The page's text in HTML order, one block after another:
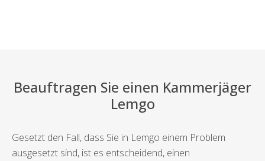
Beauftragen Sie einen Kammerjäger
Lemgo
Gesetzt den Fall, dass Sie in Lemgo einem Problem
ausgesetzt sind, ist es entscheidend, einen